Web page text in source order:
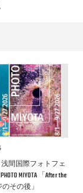
間国際フォトフェ
MIYOTA 「After the
その後」